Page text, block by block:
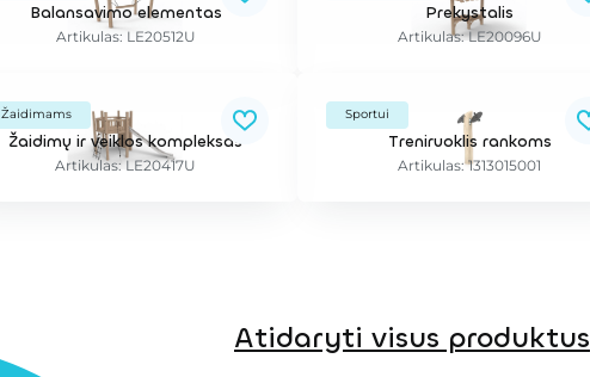
Balansavimo elementas
Artikulas: LE20512U
Prekystalis
Artikulas: LE20096U
Žaidimams
Žaidimų ir veiklos kompleksas
Artikulas: LE20417U
Sportui
Treniruoklis rankoms
Artikulas: 1313015001
Atidaryti visus produktus